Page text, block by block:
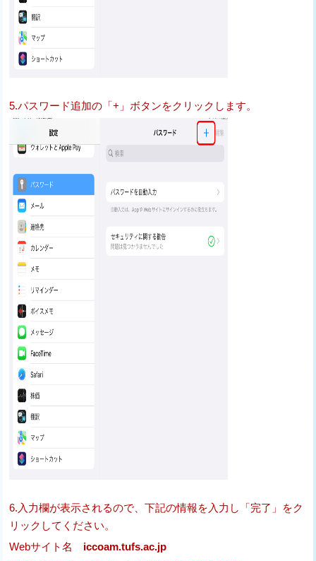
5.パスワード追加の「+」ボタンをクリックします。
6.入力欄が表示されるので、下記の情報を入力し「完了」をク
リックしてください。
Webサイト名 iccoam.tufs.ac.jp